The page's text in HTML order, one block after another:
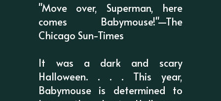
"Move over, Superman, here
comes Babymouse!"—The
Chicago Sun-Times
It was a dark and scary
Halloween. . . . This year,
Babymouse is determined to